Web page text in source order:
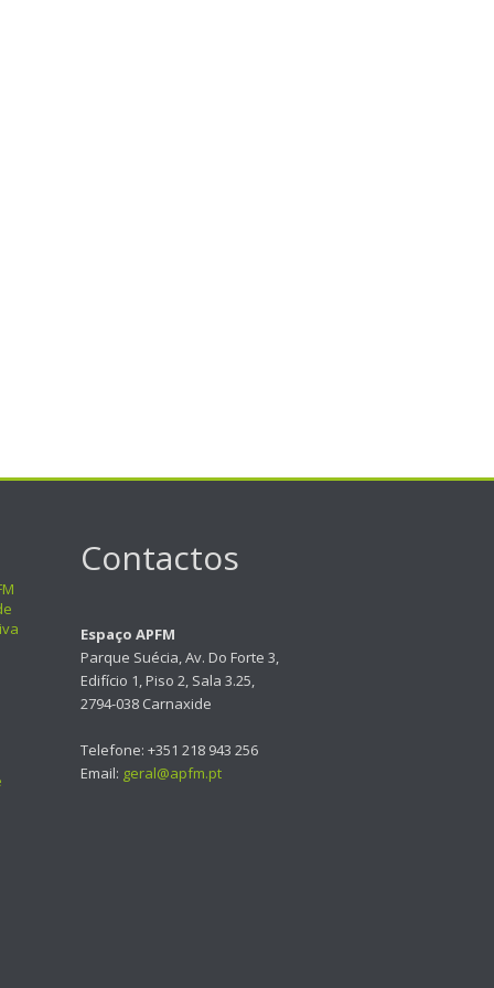
Contactos
Espaço APFM
Parque Suécia, Av. Do Forte 3,
Edifício 1, Piso 2, Sala 3.25,
2794-038 Carnaxide
Telefone: +351 218 943 256
Email: geral@apfm.pt